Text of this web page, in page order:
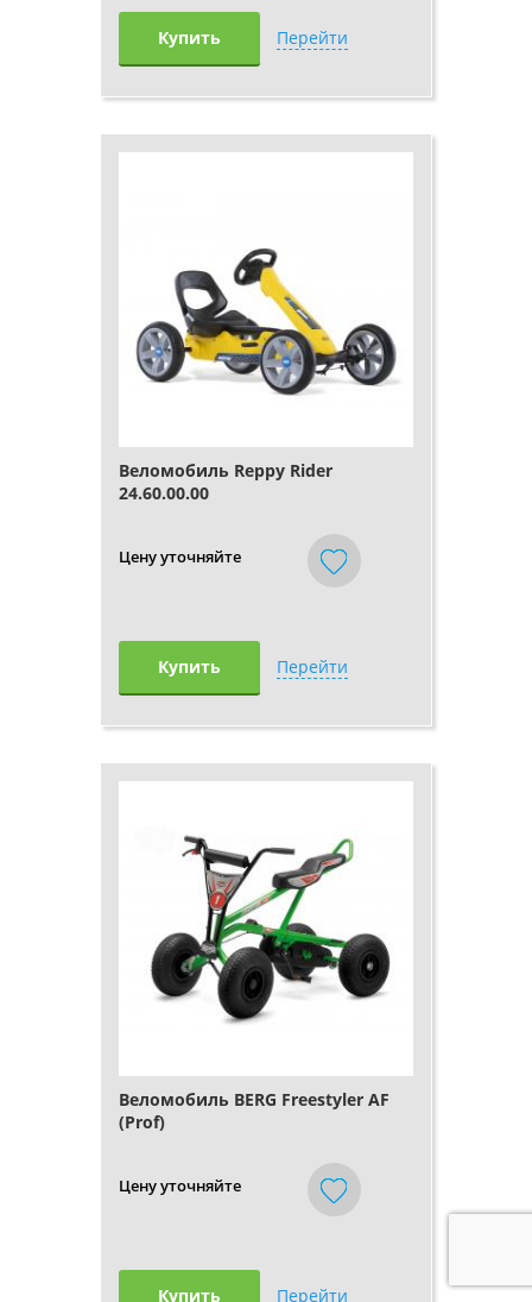
Купить Перейти
Веломобиль Reppy Rider
24.60.00.00
Цену уточняйте
Купить Перейти
Веломобиль BERG Freestyler AF
(Prof)
Цену уточняйте
Купить Перейти